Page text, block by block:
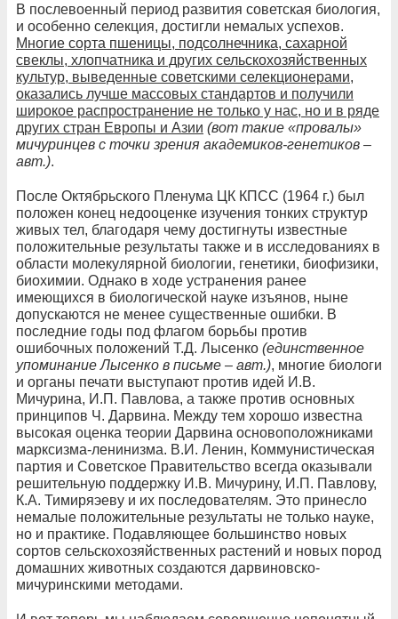
В послевоенный период развития советская биология,
и особенно селекция, достигли немалых успехов.
Многие сорта пшеницы, подсолнечника, сахарной
свеклы, хлопчатника и других сельскохозяйственных
культур, выведенные советскими селекционерами,
оказались лучше массовых стандартов и получили
широкое распространение не только у нас, но и в ряде
других стран Европы и Азии (вот такие «провалы»
мичуринцев с точки зрения академиков-генетиков –
авт.).
После Октябрьского Пленума ЦК КПСС (1964 г.) был
положен конец недооценке изучения тонких структур
живых тел, благодаря чему достигнуты известные
положительные результаты также и в исследованиях в
области молекулярной биологии, генетики, биофизики,
биохимии. Однако в ходе устранения ранее
имеющихся в биологической науке изъянов, ныне
допускаются не менее существенные ошибки. В
последние годы под флагом борьбы против
ошибочных положений Т.Д. Лысенко (единственное
упоминание Лысенко в письме – авт.), многие биологи
и органы печати выступают против идей И.В.
Мичурина, И.П. Павлова, а также против основных
принципов Ч. Дарвина. Между тем хорошо известна
высокая оценка теории Дарвина основоположниками
марксизма-ленинизма. В.И. Ленин, Коммунистическая
партия и Советское Правительство всегда оказывали
решительную поддержку И.В. Мичурину, И.П. Павлову,
К.А. Тимиряэеву и их последователям. Это принесло
немалые положительные результаты не только науке,
но и практике. Подавляющее большинство новых
сортов сельскохозяйственных растений и новых пород
домашних животных создаются дарвиновско-
мичуринскими методами.